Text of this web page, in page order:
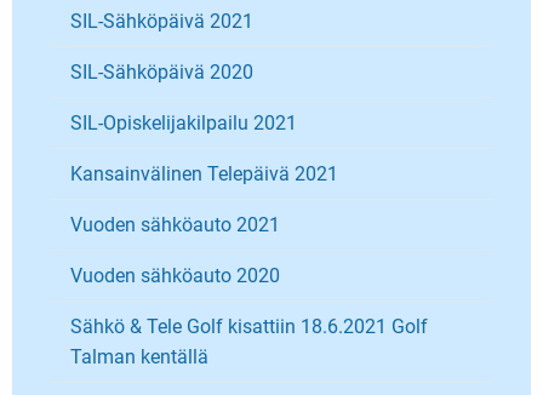
SIL-Sähköpäivä 2021
SIL-Sähköpäivä 2020
SIL-Opiskelijakilpailu 2021
Kansainvälinen Telepäivä 2021
Vuoden sähköauto 2021
Vuoden sähköauto 2020
Sähkö & Tele Golf kisattiin 18.6.2021 Golf
Talman kentällä